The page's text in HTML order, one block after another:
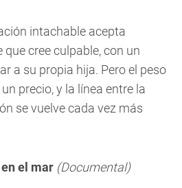
intachable acepta
cree culpable, con un
a su propia hija. Pero el peso
precio, y la línea entre la
se vuelve cada vez más
el mar (Documental)